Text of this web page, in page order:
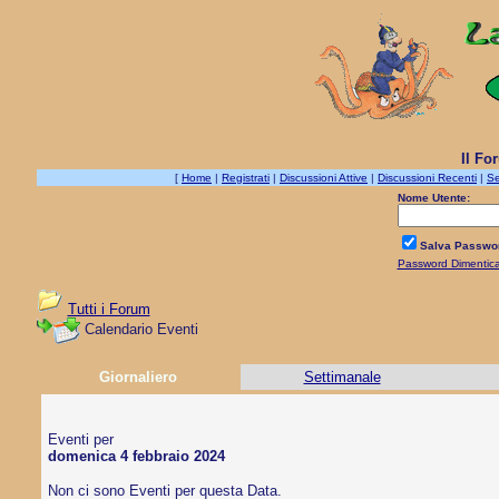
Il
[ Home | Registrati | Discussioni Attive | Discussioni Recenti |
Nome Utente:
Salva
Password
Tutti i Forum
Calendario Eventi
Giornaliero Settimanale
Eventi per
domenica 4 febbraio 2024
Non ci sono Eventi per questa Data.